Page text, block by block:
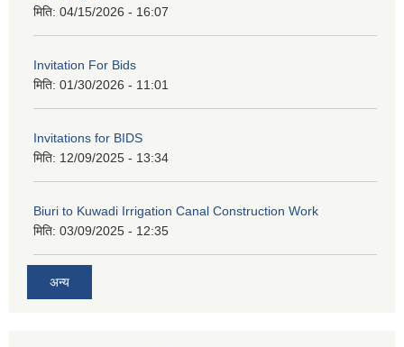
मिति: 04/15/2026 - 16:07
Invitation For Bids
मिति: 01/30/2026 - 11:01
Invitations for BIDS
मिति: 12/09/2025 - 13:34
Biuri to Kuwadi Irrigation Canal Construction Work
मिति: 03/09/2025 - 12:35
अन्य